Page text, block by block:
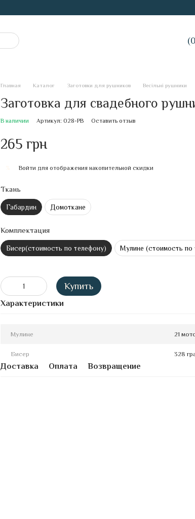
Главная Каталог Заготовки для рушников Весільні рушники
Заготовка для свадебного
В наличии Артикул: 028-РВ Оставить отзыв
265 грн
Войти для отображения накопительной скидки
Ткань
Габардин Домоткане
Комплектация
Бисер(стоимость по телефону) Мулине (стоимость по
Купить
Характеристики
Мулине 21
Бисер 328
Доставка Оплата Возвращение